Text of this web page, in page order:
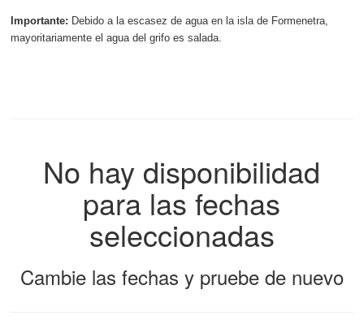
Importante: Debido a la escasez de agua en la isla de Formenetra,
mayoritariamente el agua del grifo es salada.
No hay disponibilidad
para las fechas
seleccionadas
Cambie las fechas y pruebe de nuevo